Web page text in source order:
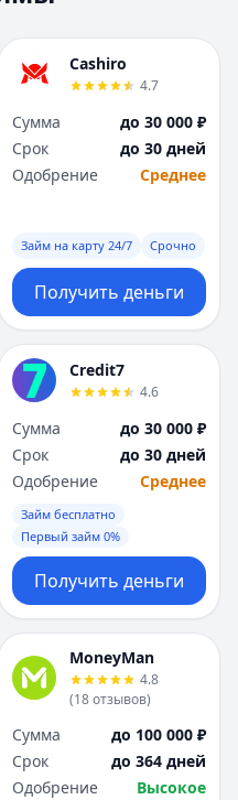
Н
Набережные Челны
Новокузнецк
Новосибирск
О
П
Пенза
Пермь
Р
Ростов-на-Дону
Рязань
Самара
Санкт-Петербург
Севастополь
Сочи
Сургут
Т
Тверь
Тольятти
Томск
Тула
Тюмень
Ульяновск
Н
Набережные
Новокузнецк
Новосибирск
О
П
Пенза
Пермь
Р
Ростов-на-Дону
Рязань
Самара
Санкт-Петербург
Севастополь
Сочи
Сургут
Т
Тверь
Тольятти
Томск
Тула
Тюмень
Ульяновск
Cashiro
4.7
Сумма
до 30 000 ₽
Срок
до 30 дней
Одобрение
Среднее
Займ на карту 24/7 Срочно
Получить деньги
Credit7
4.6
Сумма
до 30 000 ₽
Срок
до 30 дней
Одобрение
Среднее
Займ бесплатно
Первый займ 0%
Получить деньги
MoneyMan
4.8
(18отзывов)
Сумма
до 100 000 ₽
Срок
до 364 дней
Одобрение
Высокое